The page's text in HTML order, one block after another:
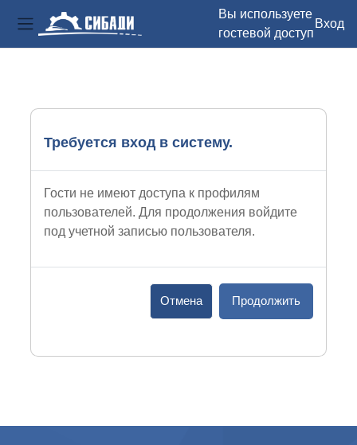
Боковая панель
Вы используете
гостевой доступ
Вход
Требуется вход в систему.
Гости не имеют доступа к профилям
пользователей. Для продолжения войдите
под учетной записью пользователя.
Отмена Продолжить